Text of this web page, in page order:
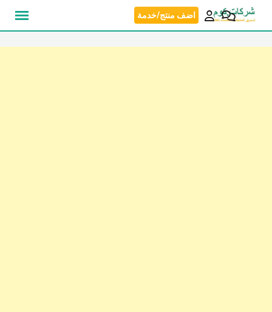
انتقل
اضف منتج/خدمة